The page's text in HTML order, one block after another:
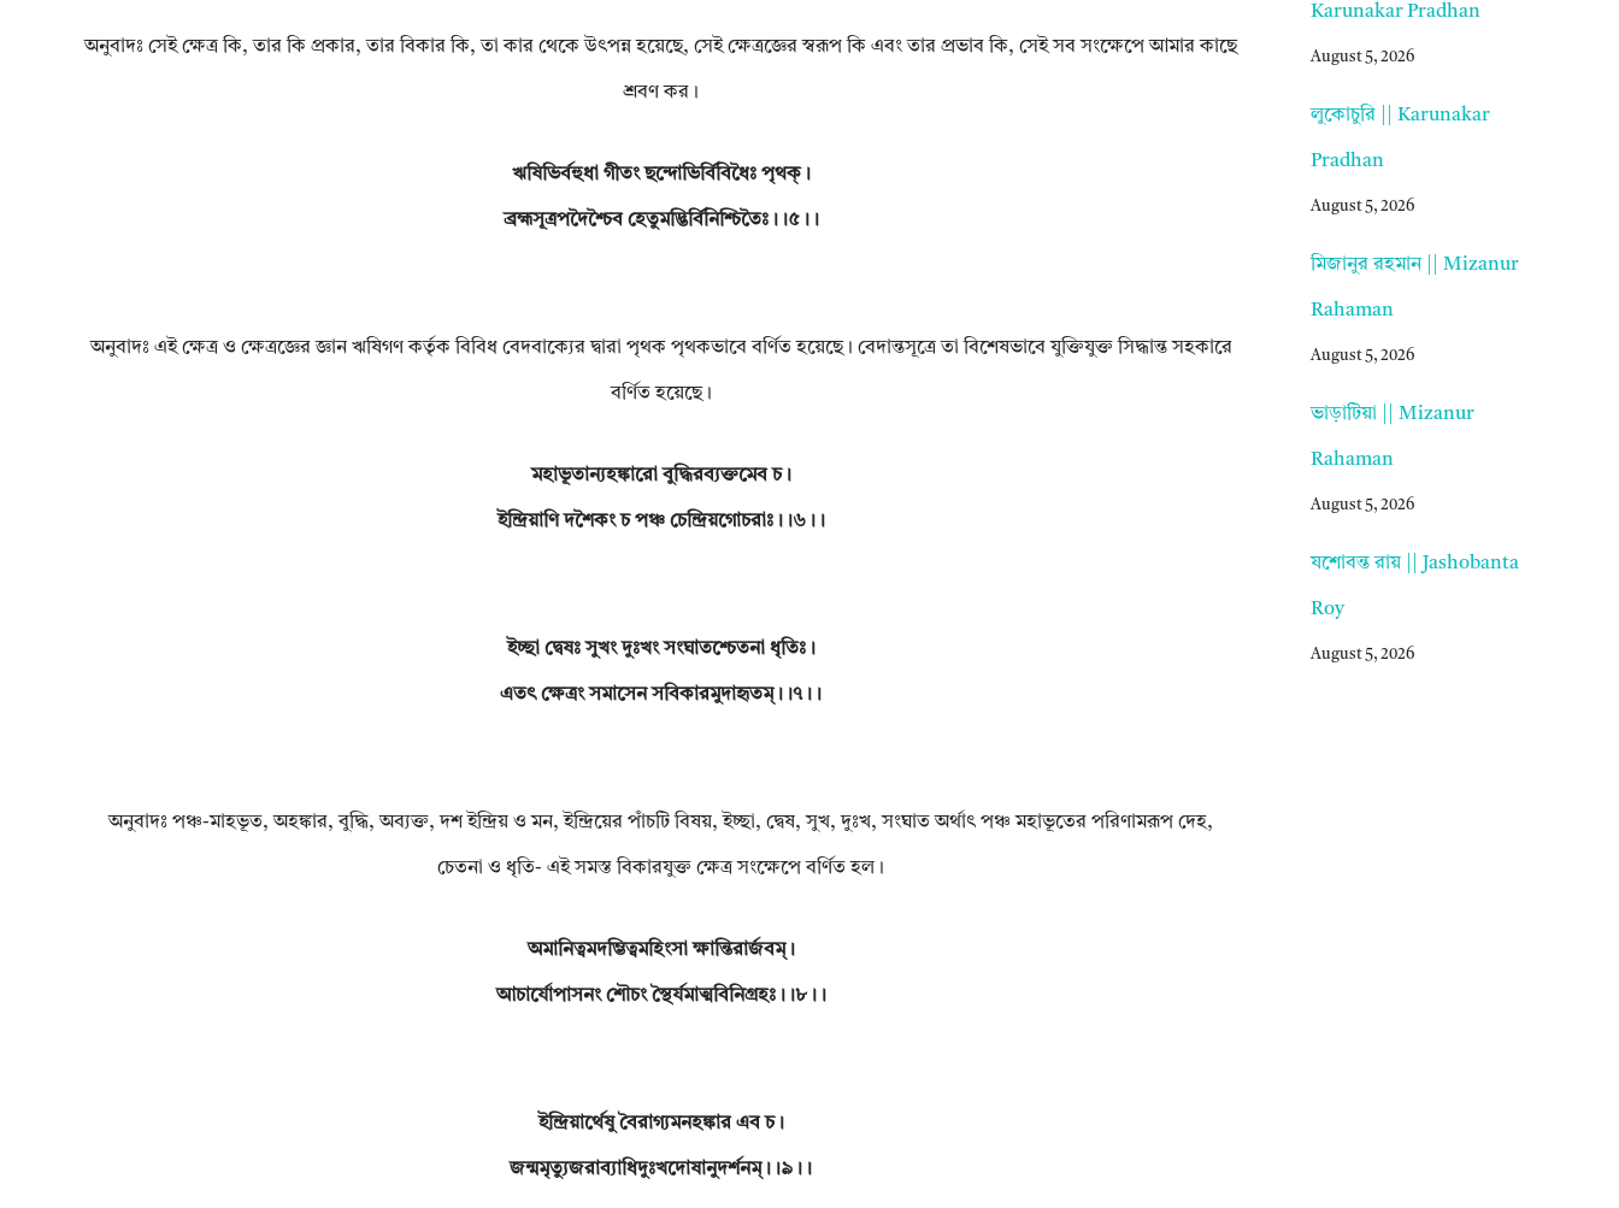
অনুবাদঃ সেই ক্ষেত্র কি, তার কি প্রকার, তার বিকার কি, তা কার থেকে উৎপন্ন হয়েছে, সেই ক্ষেত্রজ্ঞের স্বরূপ কি এবং তার প্রভাব কি, সেই সব সংক্ষেপে আমার কাছে
শ্রবণ কর।
ঋষিভির্বহুধা গীতং ছন্দোভির্বিবিধৈঃ পৃথক্।
ব্রহ্মসূত্রপদৈশ্চৈব হেতুমদ্ভির্বিনিশ্চিতৈঃ।।৫।।
অনুবাদঃ এই ক্ষেত্র ও ক্ষেত্রজ্ঞের জ্ঞান ঋষিগণ কর্তৃক বিবিধ বেদবাক্যের দ্বারা পৃথক পৃথকভাবে বর্ণিত হয়েছে। বেদান্তসূত্রে তা বিশেষভাবে যুক্তিযুক্ত সিদ্ধান্ত সহকারে
বর্ণিত হয়েছে।
মহাভূতান্যহঙ্কারো বুদ্ধিরব্যক্তমেব চ।
ইন্দ্রিয়াণি দশৈকং চ পঞ্চ চেন্দ্রিয়গোচরাঃ।।৬।।
ইচ্ছা দ্বেষঃ সুখং দুঃখং সংঘাতশ্চেতনা ধৃতিঃ।
এতৎ ক্ষেত্রং সমাসেন সবিকারমুদাহৃতম্।।৭।।
অনুবাদঃ পঞ্চ-মাহভূত, অহঙ্কার, বুদ্ধি, অব্যক্ত, দশ ইন্দ্রিয় ও মন, ইন্দ্রিয়ের পাঁচটি বিষয়, ইচ্ছা, দ্বেষ, সুখ, দুঃখ, সংঘাত অর্থাৎ পঞ্চ মহাভূতের পরিণামরূপ দেহ,
চেতনা ও ধৃতি- এই সমস্ত বিকারযুক্ত ক্ষেত্র সংক্ষেপে বর্ণিত হল।
অমানিত্বমদম্ভিত্বমহিংসা ক্ষান্তিরার্জবম্।
আচার্যোপাসনং শৌচং স্থৈর্যমাত্মবিনিগ্রহঃ।।৮।।
ইন্দ্রিয়ার্থেষু বৈরাগ্যমনহঙ্কার এব চ।
জন্মমৃত্যুজরাব্যাধিদুঃখদোষানুদর্শনম্।।৯।।
Karunakar Pradhan
August 5, 2026
লুকোচুরি || Karunakar
Pradhan
August 5, 2026
মিজানুর রহমান || Mizanur
Rahaman
August 5, 2026
ভাড়াটিয়া || Mizanur
Rahaman
August 5, 2026
যশোবন্ত রায় || Jashobanta
Roy
August 5, 2026